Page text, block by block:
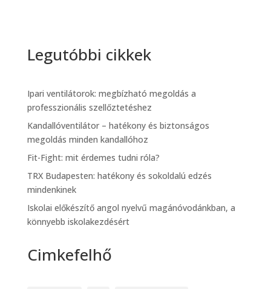
Legutóbbi cikkek
Ipari ventilátorok: megbízható megoldás a
professzionális szellőztetéshez
Kandallóventilátor – hatékony és biztonságos
megoldás minden kandallóhoz
Fit-Fight: mit érdemes tudni róla?
TRX Budapesten: hatékony és sokoldalú edzés
mindenkinek
Iskolai előkészítő angol nyelvű magánóvodánkban, a
könnyebb iskolakezdésért
Cimkefelhő